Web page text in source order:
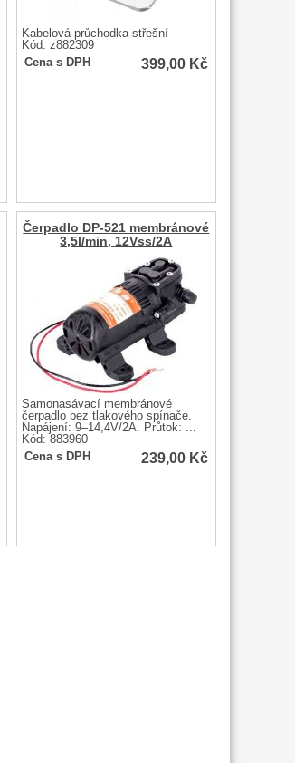
Kabelová průchodka střešní
Kód: z882309
Cena s DPH
399,00 Kč
Čerpadlo DP-521 membránové
3,5l/min, 12Vss/2A
Samonasávací membránové
čerpadlo bez tlakového spínače.
Napájení: 9–14,4V/2A. Průtok: ...
Kód: 883960
Cena s DPH
239,00 Kč